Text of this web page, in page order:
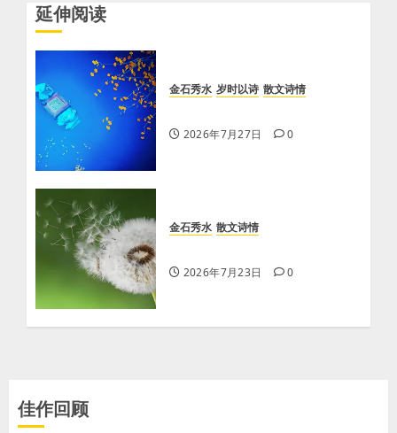
延伸阅读
金石秀水 岁时以诗 散文诗情
2026年7月27日 0
金石秀水 散文诗情
2026年7月23日 0
佳作回顾